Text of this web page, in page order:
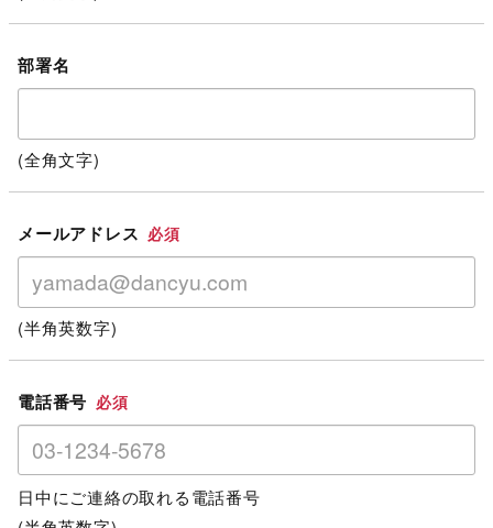
部署名
(全角文字)
メールアドレス 必須
(半角英数字)
電話番号 必須
日中にご連絡の取れる電話番号